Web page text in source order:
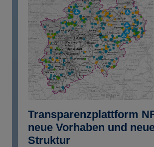
Transparenzplattform
neue Vorhaben und
Struktur